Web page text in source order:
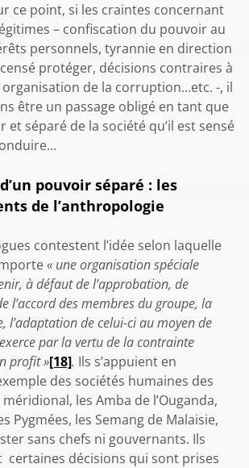
ce point, si les craintes concernant
– confiscation du pouvoir au
personnels, tyrannie en direction
protéger, décisions contraires à
organisation de la corruption...etc. -, il
être un passage obligé en tant que
séparé de la société qu’il est sensé
pouvoir séparé : les
de l’anthropologie
contestent l’idée selon laquelle
« une organisation spéciale
à défaut de l’approbation, de
l’accord des membres du groupe, la
l’adaptation de celui-ci au moyen de
par la vertu de la contrainte
profit »[18]. Ils s’appuient en
des sociétés humaines des
les Amba de l’Ouganda,
Pygmées, les Semang de Malaisie,
sans chefs ni gouvernants. Ils
certaines décisions qui sont prises